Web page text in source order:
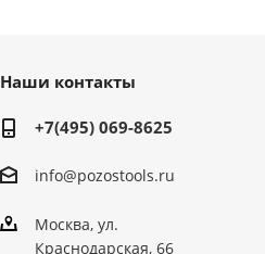
Наши контакты
+7(495) 069-8625
info@pozostools.ru
Москва, ул.
Краснодарская, 66